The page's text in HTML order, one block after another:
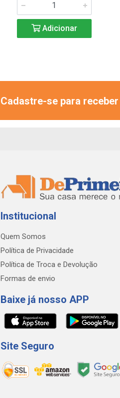
Adicionar
Cadastre-se para
Institucional
Quem Somos
Política de Privacidade
Política de Troca e Devolução
Formas de envio
Baixe já nosso APP
Site Seguro